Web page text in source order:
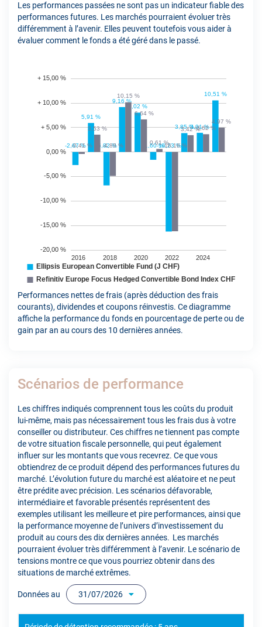
Les performances passées ne sont pas un indicateur fiable des
performances futures. Les marchés pourraient évoluer très
différemment à l’avenir. Elles peuvent toutefois vous aider à
évaluer comment le fonds a été géré dans le passé.
Performances nettes de frais (après déduction des frais
courants), dividendes et coupons réinvestis. Ce diagramme
affiche la performance du fonds en pourcentage de perte ou de
gain par an au cours des 10 dernières années.
Scénarios de performance
Les chiffres indiqués comprennent tous les coûts du produit
lui-même, mais pas nécessairement tous les frais dus à votre
conseiller ou distributeur. Ces chiffres ne tiennent pas compte
de votre situation fiscale personnelle, qui peut également
influer sur les montants que vous recevrez. Ce que vous
obtiendrez de ce produit dépend des performances futures du
marché. L’évolution future du marché est aléatoire et ne peut
être prédite avec précision. Les scénarios défavorable,
intermédiaire et favorable présentés représentent des
exemples utilisant les meilleure et pire performances, ainsi que
la performance moyenne de l’univers d’investissement du
produit au cours des dix dernières années. Les marchés
pourraient évoluer très différemment à l’avenir. Le scénario de
tensions montre ce que vous pourriez obtenir dans des
situations de marché extrêmes.
Données au 31/07/2026